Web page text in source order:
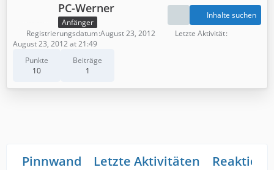
PC-Werner
Anfänger
Punkte
10
Beiträge
1
Inhalte suchen
Registrierungsdatum August 23, 2012
Letzte Aktivität
August 23, 2012 at 21:49
Pinnwand Letzte Aktivitäten